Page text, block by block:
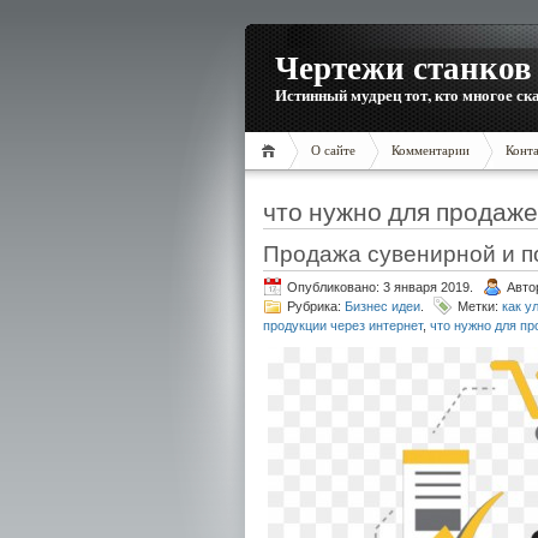
Чертежи станков
Истинный мудрец тот, кто многое
О сайте Комментарии
что нужно для
Продажа сувенирной и
Опубликовано: 3 января 2019.
Рубрика: Бизнес идеи Метки: как
продукции через интернет, что нужно для